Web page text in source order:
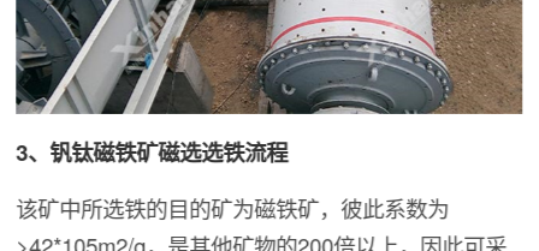
3、钒钛磁铁矿磁选选铁流程
该矿中所选铁的目的矿为磁铁矿，彼此系数为